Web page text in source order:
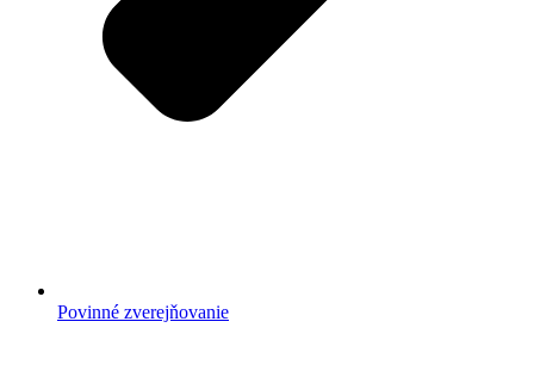
Povinné zverejňovanie